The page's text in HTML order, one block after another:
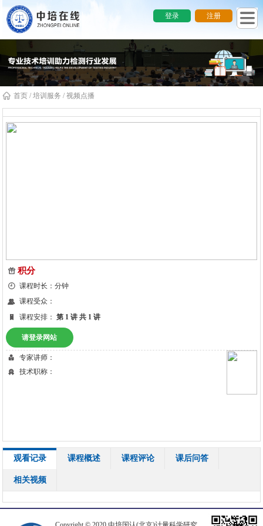
登录 注册
首页 /培训服务 / 视频点播
积分
课程时长：分钟
课程受众：
课程安排： 第 1 讲 共 1 讲
请登录网站
专家讲师：
技术职称：
观看记录 课程概述 课程评论 课后问答
相关视频